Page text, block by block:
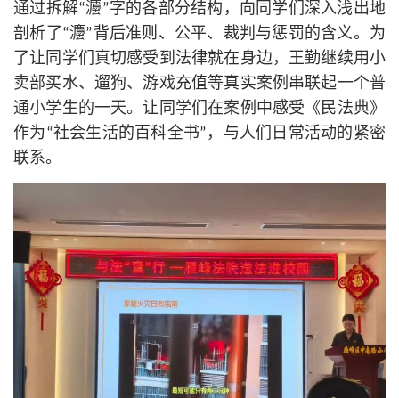
通过拆解“灋”字的各部分结构，向同学们深入浅出地
剖析了“灋”背后准则、公平、裁判与惩罚的含义。为
了让同学们真切感受到法律就在身边，王勤继续用小
卖部买水、遛狗、游戏充值等真实案例串联起一个普
通小学生的一天。让同学们在案例中感受《民法典》
作为“社会生活的百科全书”，与人们日常活动的紧密
联系。